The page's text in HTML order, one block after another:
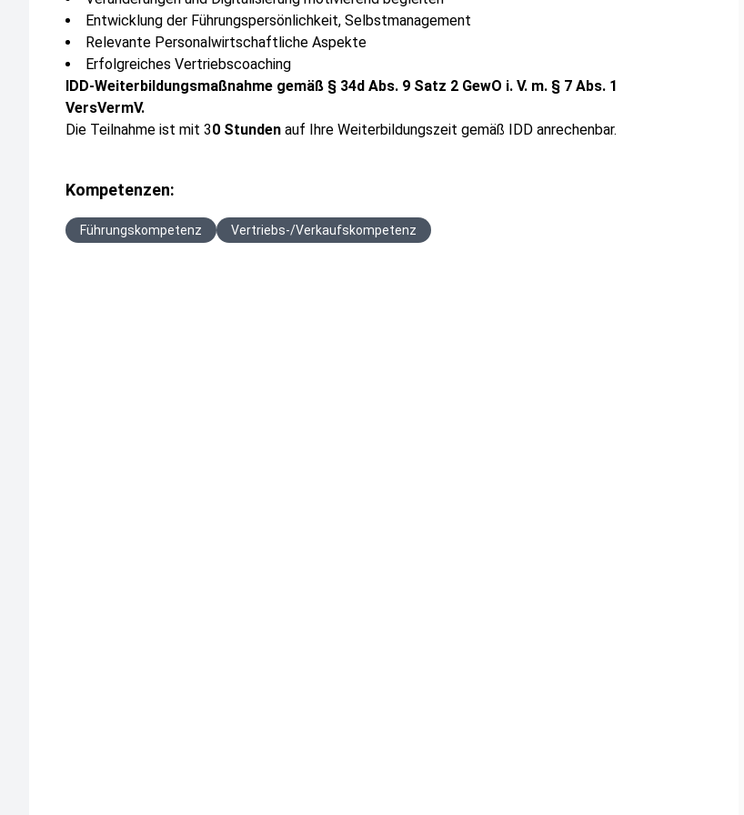
Entwicklung der Führungspersönlichkeit, Selbstmanagement
Relevante Personalwirtschaftliche Aspekte
Erfolgreiches Vertriebscoaching
IDD-Weiterbildungsmaßnahme gemäß § 34d Abs. 9 Satz 2 GewO i. V. m. § 7 Abs. 1
VersVermV.
Die Teilnahme ist mit 30 Stunden auf Ihre Weiterbildungszeit gemäß IDD anrechenbar.
Kompetenzen:
Führungskompetenz Vertriebs-/Verkaufskompetenz